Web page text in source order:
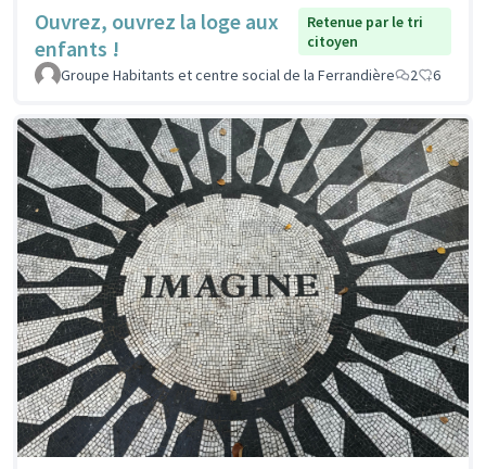
Ouvrez, ouvrez la loge aux
enfants !
Retenue par le tri
citoyen
Groupe Habitants et centre social de la Ferrandière
2 6